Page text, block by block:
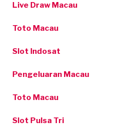
Live Draw Macau
Toto Macau
Slot Indosat
Pengeluaran Macau
Toto Macau
Slot Pulsa Tri